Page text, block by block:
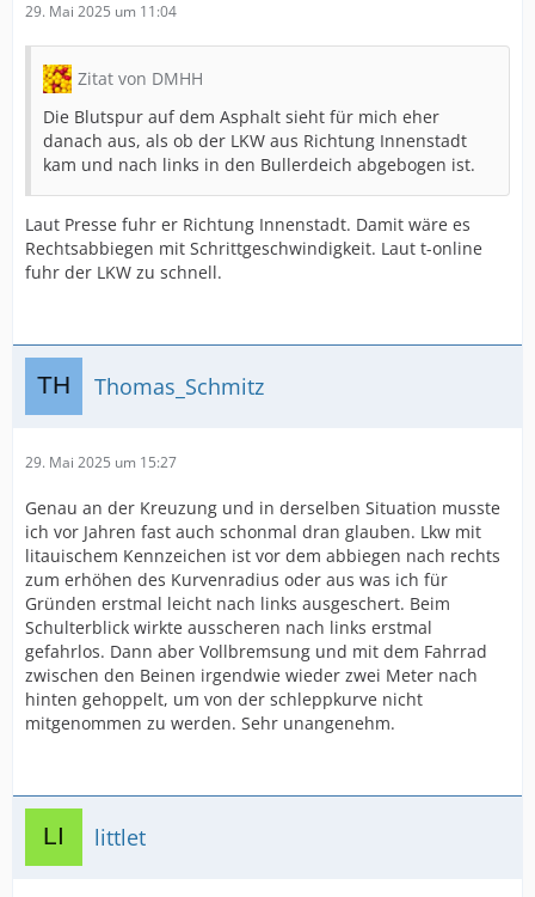
29. Mai 2025 um 11:04
Zitat von DMHH
Die Blutspur auf dem Asphalt sieht für mich eher
danach aus, als ob der LKW aus Richtung Innenstadt
kam und nach links in den Bullerdeich abgebogen ist.
Laut Presse fuhr er Richtung Innenstadt. Damit wäre es
Rechtsabbiegen mit Schrittgeschwindigkeit. Laut t-online
fuhr der LKW zu schnell.
Thomas_Schmitz
29. Mai 2025 um 15:27
Genau an der Kreuzung und in derselben Situation musste
ich vor Jahren fast auch schonmal dran glauben. Lkw mit
litauischem Kennzeichen ist vor dem abbiegen nach rechts
zum erhöhen des Kurvenradius oder aus was ich für
Gründen erstmal leicht nach links ausgeschert. Beim
Schulterblick wirkte ausscheren nach links erstmal
gefahrlos. Dann aber Vollbremsung und mit dem Fahrrad
zwischen den Beinen irgendwie wieder zwei Meter nach
hinten gehoppelt, um von der schleppkurve nicht
mitgenommen zu werden. Sehr unangenehm.
littlet